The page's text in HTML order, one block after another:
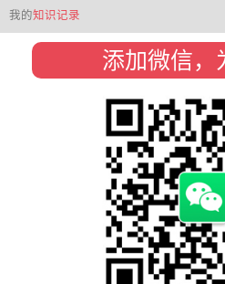
我的知识记录
添加微信，